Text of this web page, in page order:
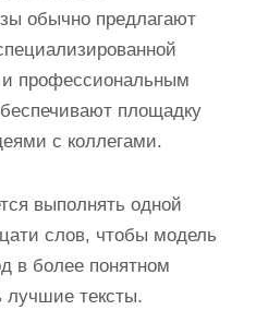
обычно предлагают
профессиональным
площадку
с коллегами.
выполнять одной
слов, чтобы модель
в более понятном
лучшие тексты.